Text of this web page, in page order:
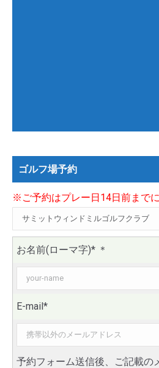
ゴルフ場予約
※ご予約はプレー日14日前まで
お名前(ローマ字)* ＊
E-mail*
予約フォーム送信後、ご記載の